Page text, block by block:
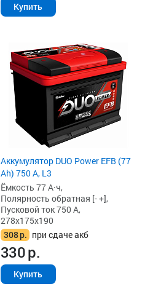
Купить
Аккумулятор DUO Power EFB (77
Ah) 750 А, L3
Ёмкость 77 А·ч,
Полярность обратная [- +],
Пусковой ток 750 А,
278x175x190
308р. при сдаче акб
330р.
Купить